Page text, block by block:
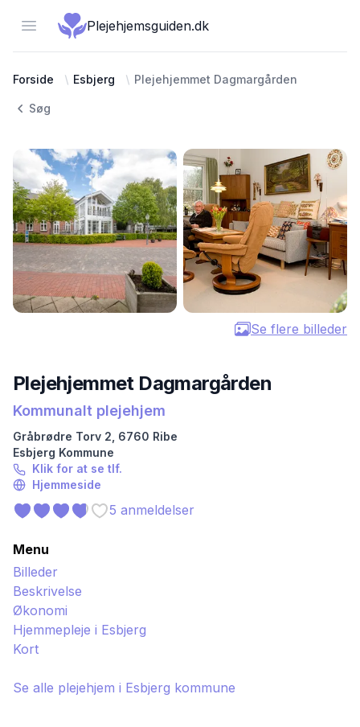
Open menuPlejehjemsguiden.dk
Forside Esbjerg Plejehjemmet Dagmargården
Søg
Se flere billeder
Plejehjemmet Dagmargården
Kommunalt plejehjem
Gråbrødre Torv 2 6760 Ribe
Esbjerg Kommune
Klik for at se tlf.
Hjemmeside
5 anmeldelser
Menu
Billeder
Beskrivelse
Økonomi
Hjemmepleje i Esbjerg
Kort
Se alle plejehjem i Esbjerg kommune